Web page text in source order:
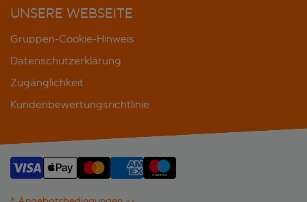
UNSERE WEBSEITE
Gruppen-Cookie-Hinweis
Datenschutzerklärung
Zugänglichkeit
Kundenbewertungsrichtlinie